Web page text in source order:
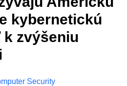
kybernetickú
zvýšeniu
Security